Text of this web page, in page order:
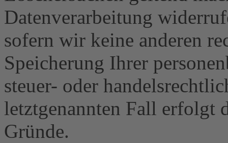
Datenverarbeitung
sofern wir keine anderen
Speicherung Ihrer
steuer- oder
letztgenannten Fall erfolgt
Gründe.